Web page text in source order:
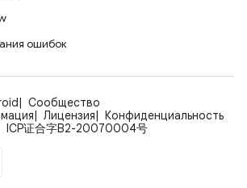
ошибок
Сообщество
Лицензия
Конфиденциальность
ICP证合字B2-20070004号